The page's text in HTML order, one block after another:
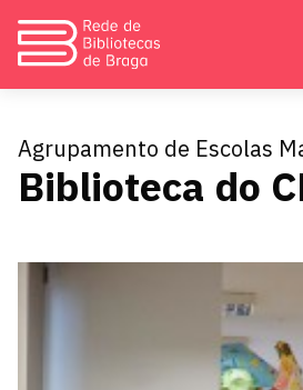
Atividades
Divulgação
Agrupamento de Escolas
Biblioteca do